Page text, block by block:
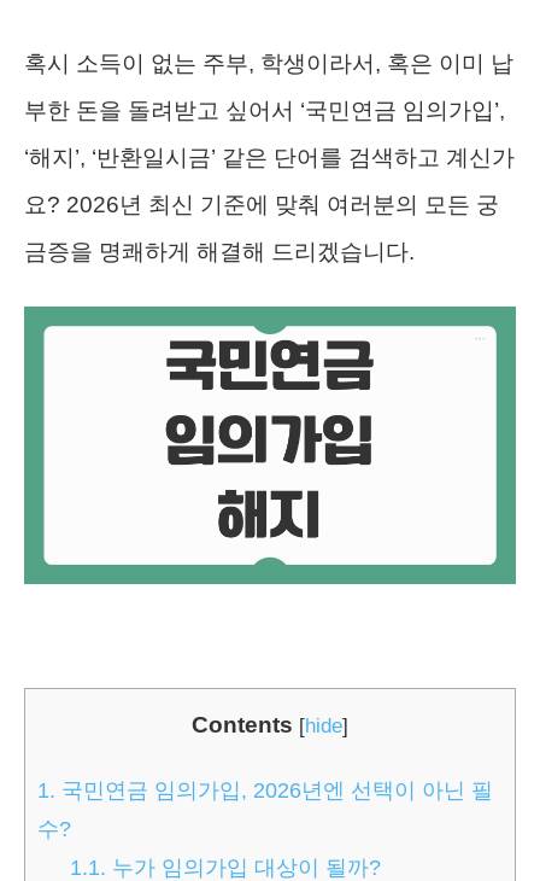
혹시 소득이 없는 주부, 학생이라서, 혹은 이미 납
부한 돈을 돌려받고 싶어서 ‘국민연금 임의가입’,
‘해지’, ‘반환일시금’ 같은 단어를 검색하고 계신가
요? 2026년 최신 기준에 맞춰 여러분의 모든 궁
금증을 명쾌하게 해결해 드리겠습니다.
Contents [hide]
1. 국민연금 임의가입, 2026년엔 선택이 아닌 필
수?
1.1. 누가 임의가입 대상이 될까?